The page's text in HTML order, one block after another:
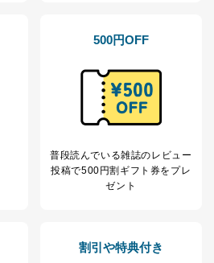
けやご請求を行う上で支障がある
ります。
出先、提出していただく書面等
又は電子メールにて下記までお申
等の求めに際して提出していただ
500円OFF
普段読んでいる雑誌のレビュー
投稿で500円割ギフト券をプレ
ゼント
割引や特典付き